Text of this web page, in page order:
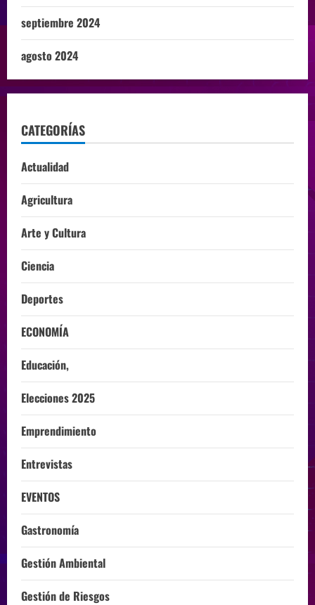
septiembre 2024
agosto 2024
CATEGORÍAS
Actualidad
Agricultura
Arte y Cultura
Ciencia
Deportes
ECONOMÍA
Educación,
Elecciones 2025
Emprendimiento
Entrevistas
EVENTOS
Gastronomía
Gestión Ambiental
Gestión de Riesgos